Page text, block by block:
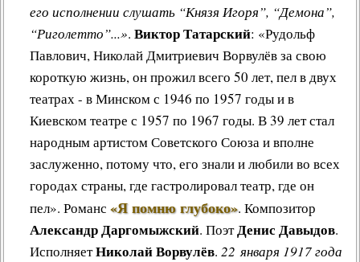
его исполнении слушать “Князя Игоря”, “Демона”,
“Риголетто”...». Виктор Татарский: «Рудольф
Павлович, Николай Дмитриевич Ворвулёв за свою
короткую жизнь, он прожил всего 50 лет, пел в двух
театрах - в Минском с 1946 по 1957 годы и в
Киевском театре с 1957 по 1967 годы. В 39 лет стал
народным артистом Советского Союза и вполне
заслуженно, потому что, его знали и любили во всех
городах страны, где гастролировал театр, где он
пел». Романс «Я помню глубоко». Композитор
Александр Даргомыжский. ПоэтДенис Давыдов.
ИсполняетНиколай Ворвулёв. 22 января 1917 года